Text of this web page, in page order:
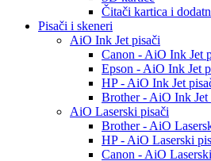
Čitači kartica i
Pisači i skeneri
AiO Ink Jet pisači
Canon - AiO Ink Jet
Epson - AiO Ink Jet
HP - AiO Ink Jet
Brother - AiO Ink Jet
AiO Laserski pisači
Brother - AiO
HP - AiO Laserski
Canon - AiO